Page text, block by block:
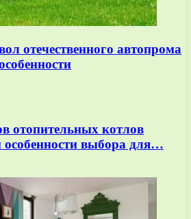
отечественного автопрома
отопительных котлов
выбора для…